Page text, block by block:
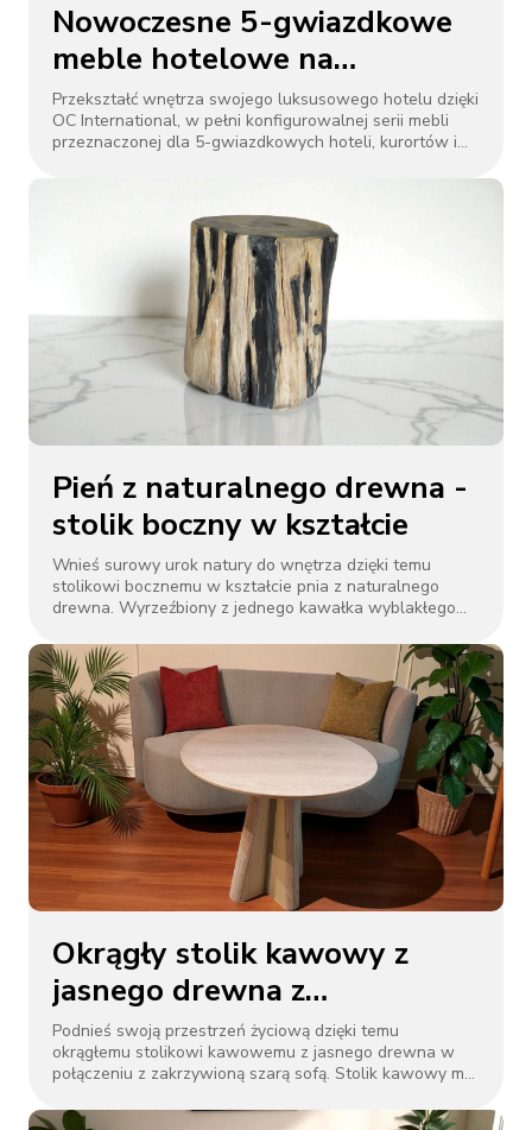
Nowoczesne 5-gwiazdkowe
meble hotelowe na
zamówienie od OC
International
Przekształć wnętrza swojego luksusowego hotelu dzięki
OC International, w pełni konfigurowalnej serii mebli
przeznaczonej dla 5-gwiazdkowych hoteli, kurortów i
Pień z naturalnego drewna -
stolik boczny w kształcie
Wnieś surowy urok natury do wnętrza dzięki temu
stolikowi bocznemu w kształcie pnia z naturalnego
drewna. Wyrzeźbiony z jednego kawałka wyblakłego
oraz nieregularne krawędzie, zachowując oryginalną
formę drzewa. Idealna jako stolik nocny, akcent w
salonie lub rzeźbiarski wystrój, dodaje rustykalnego
uroku nowoczesnym, skandynawskim lub wabi - sabi
wnętrzom. Każdy element jest wyjątkowy, celebrując
piękno niedoskonałości i naturalny design.
Okrągły stolik kawowy z
jasnego drewna z
zakrzywioną szarą sofą
Podnieś swoją przestrzeń życiową dzięki temu
okrągłemu stolikowi kawowemu z jasnego drewna w
połączeniu z zakrzywioną szarą sofą. Stolik kawowy ma
wlewa naturalne ciepło. Sofa z miękką szarą tapicerką i